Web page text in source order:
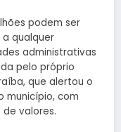
podem ser
qualquer
administrativas
pelo próprio
que alertou o
município, com
valores.